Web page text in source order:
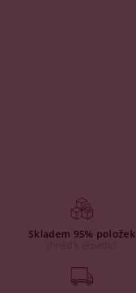
Skladem 95% položek
Ihned k expedici